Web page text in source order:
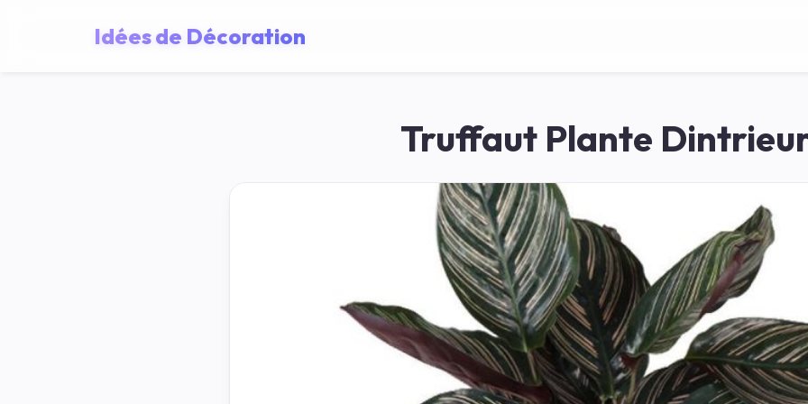
Idées de Décoration
Truffaut Plante